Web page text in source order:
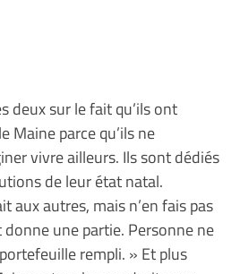
deux sur le fait qu’ils ont
Maine parce qu’ils ne
vivre ailleurs. Ils sont dédiés
de leur état natal.
aux autres, mais n’en fais pas
une partie. Personne ne
rempli. » Et plus